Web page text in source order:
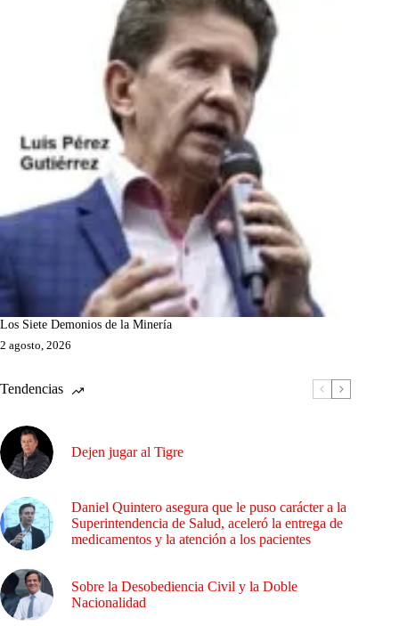
Los Siete Demonios de la Minería
2 agosto, 2026
Tendencias
Dejen jugar al Tigre
Daniel Quintero asegura que le puso carácter a la
Superintendencia de Salud, aceleró la entrega de
medicamentos y la atención a los pacientes
Sobre la Desobediencia Civil y la Doble
Nacionalidad